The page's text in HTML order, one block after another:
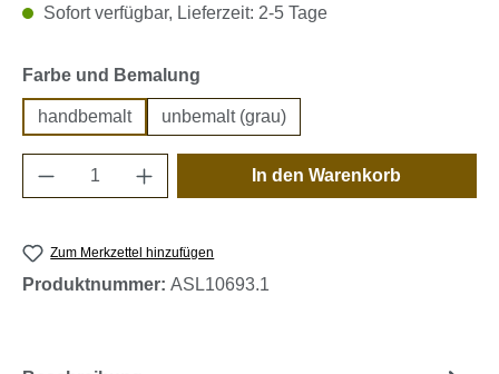
Sofort verfügbar, Lieferzeit: 2-5 Tage
Farbe und Bemalung
handbemalt unbemalt (grau)
Produkt Anzahl: Gib den gewünschten
In den Warenkorb
Zum Merkzettel hinzufügen
Produktnummer: ASL10693.1